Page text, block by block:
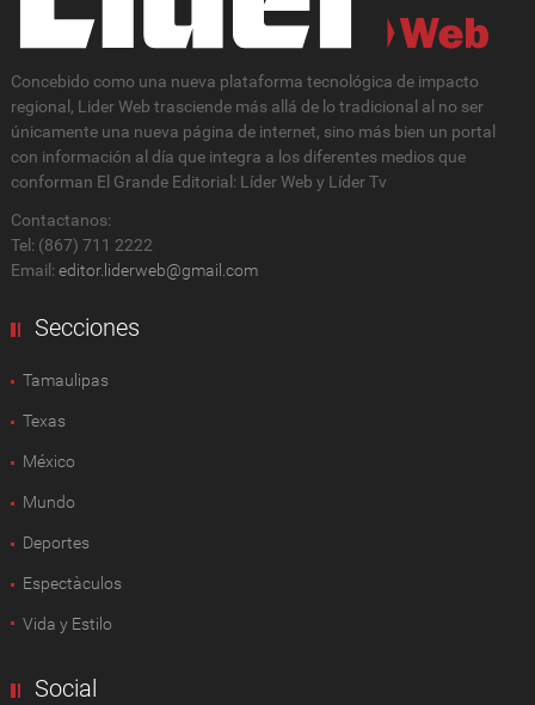
Concebido como una nueva plataforma tecnológica de impacto
regional, Lider Web trasciende más allá de lo tradicional al no ser
únicamente una nueva página de internet, sino más bien un portal
con información al día que integra a los diferentes medios que
conforman El Grande Editorial: Líder Web y Líder Tv
Contactanos:
Tel: (867) 711 2222
Email: editor.liderweb@gmail.com
Secciones
Tamaulipas
Texas
México
Mundo
Deportes
Espectàculos
Vida y Estilo
Social